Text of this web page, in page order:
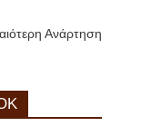
Ανάρτηση